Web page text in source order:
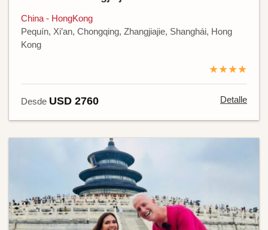
China - HongKong
Pequín, Xi’an, Chongqing, Zhangjiajie, Shanghái, Hong
Kong
★★★★
Desde USD 2760 Detalle